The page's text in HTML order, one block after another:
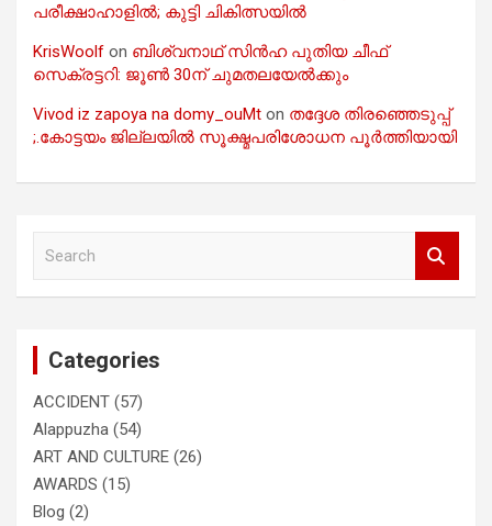
പരീക്ഷാഹാളിൽ; കുട്ടി ചികിത്സയിൽ
KrisWoolf on ബിശ്വനാഥ് സിൻഹ പുതിയ ചീഫ്
സെക്രട്ടറി: ജൂൺ 30ന് ചുമതലയേൽക്കും
Vivod iz zapoya na domy_ouMt on തദ്ദേശ തിരഞ്ഞെടുപ്പ്
;.കോട്ടയം ജില്ലയിൽ സൂക്ഷ്മപരിശോധന പൂർത്തിയായി
Categories
ACCIDENT (57)
Alappuzha (54)
ART AND CULTURE (26)
AWARDS (15)
Blog (2)